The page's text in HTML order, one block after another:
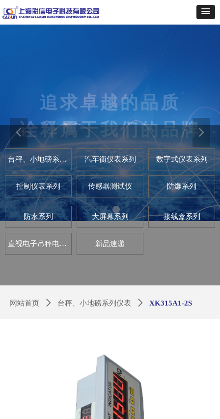
网站首页 ꄲ 台秤、小地磅系列仪表 ꄲ XK315A1-2S
台秤、小地磅系列仪表 汽车衡仪表系列 数字式仪表系列
控制仪表系列 传感器测试仪 防爆系列
防水系列 大屏幕系列 接线盒系列
直视电子吊秤电路板套件 新品速递
넳 넲